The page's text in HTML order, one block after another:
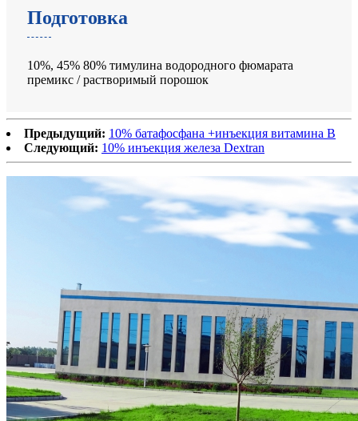
Подготовка
10%, 45% 80% тимулина водородного фюмарата
премикс / растворимый порошок
Предыдущий: 10% батафосфана +инъекция витамина В
Следующий: 10% инъекция железа Dextran